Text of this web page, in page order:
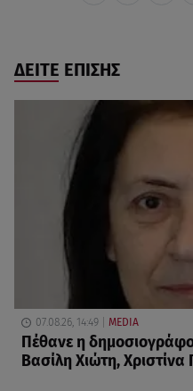
ΔΕΙΤΕ ΕΠΙΣΗΣ
07.08.26, 14:49 MEDIA
Πέθανε η
Βασίλη Χιώτη, Χριστίνα